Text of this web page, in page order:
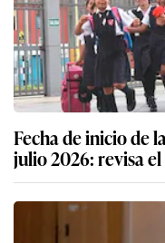
Fecha de inicio de
julio 2026: revisa